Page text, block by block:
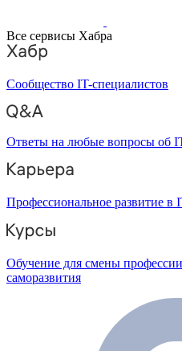
Все сервисы Хабра
Сообщество IT-специалистов
Ответы на любые вопросы об
Профессиональное развитие в
Обучение для смены
саморазвития